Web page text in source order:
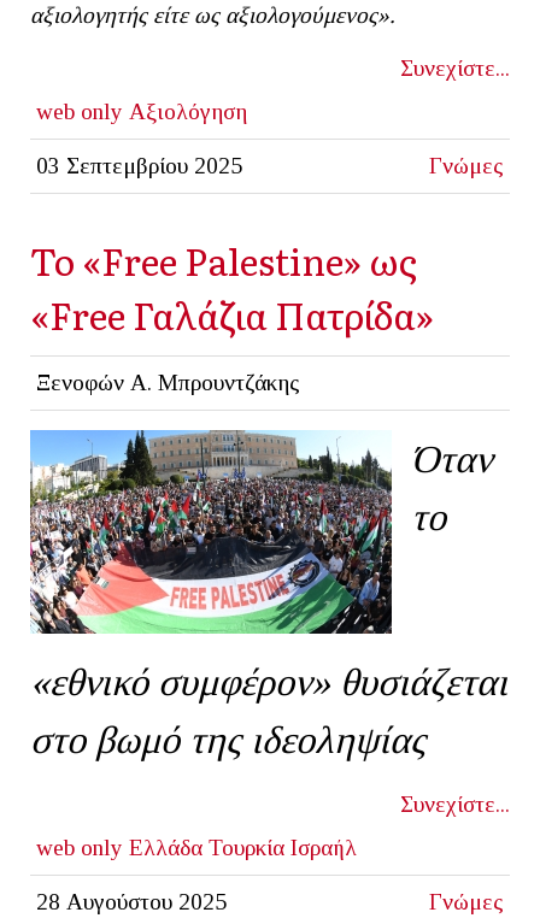
αξιολογητής είτε ως αξιολογούμενος».
Συνεχίστε...
web only Αξιολόγηση
03 Σεπτεμβρίου 2025 Γνώμες
Το «Free Palestine» ως
«Free Γαλάζια Πατρίδα»
Ξενοφών Α. Μπρουντζάκης
Όταν
το
«εθνικό συμφέρον» θυσιάζεται
στο βωμό της ιδεοληψίας
Συνεχίστε...
web only Ελλάδα Τουρκία Ισραήλ
28 Αυγούστου 2025 Γνώμες